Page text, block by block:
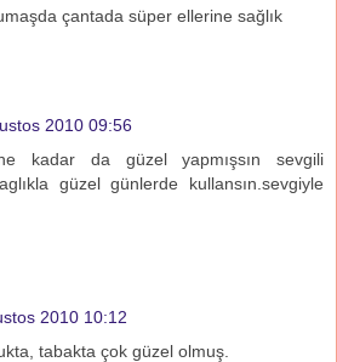
çantada süper ellerine sağlık
2010 09:56
kadar da güzel yapmışsın sevgili
güzel günlerde kullansın.sevgiyle
2010 10:12
tabakta çok güzel olmuş.